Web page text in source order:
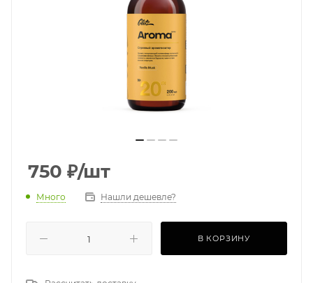
750 ₽/шт
Много Нашли дешевле?
В КОРЗИНУ